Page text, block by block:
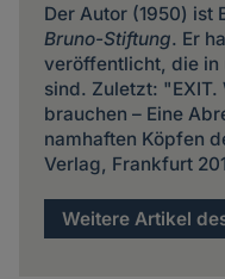
Der Autor (1950) ist
Bruno-Stiftung. Er
veröffentlicht, die in
sind. Zuletzt:
brauchen – Eine
namhaften Köpfen
Verlag, Frankfurt
Weitere Artikel